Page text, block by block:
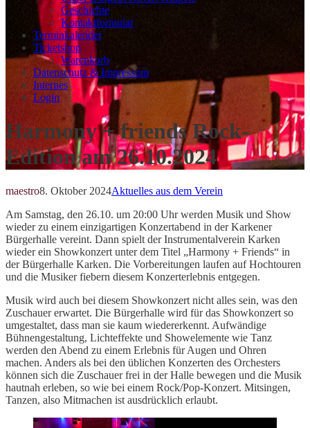
Geschichte
Kontaktformular
Terminkalender
Ticketshop
Warenkorb
Datenschutz & Impressum
Internes
Login
Harmony + friends Rock-
Edition am 26.10.2024
maestro8. Oktober 2024Aktuelles aus dem Verein
Am Samstag, den 26.10. um 20:00 Uhr werden Musik und Show
wieder zu einem einzigartigen Konzertabend in der Karkener
Bürgerhalle vereint. Dann spielt der Instrumentalverein Karken
wieder ein Showkonzert unter dem Titel „Harmony + Friends“ in
der Bürgerhalle Karken. Die Vorbereitungen laufen auf Hochtouren
und die Musiker fiebern diesem Konzerterlebnis entgegen.
Musik wird auch bei diesem Showkonzert nicht alles sein, was den
Zuschauer erwartet. Die Bürgerhalle wird für das Showkonzert so
umgestaltet, dass man sie kaum wiedererkennt. Aufwändige
Bühnengestaltung, Lichteffekte und Showelemente wie Tanz
werden den Abend zu einem Erlebnis für Augen und Ohren
machen. Anders als bei den üblichen Konzerten des Orchesters
können sich die Zuschauer frei in der Halle bewegen und die Musik
hautnah erleben, so wie bei einem Rock/Pop-Konzert. Mitsingen,
Tanzen, also Mitmachen ist ausdrücklich erlaubt.